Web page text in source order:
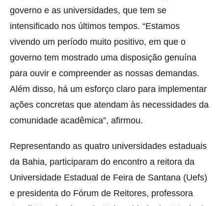
governo e as universidades, que tem se
intensificado nos últimos tempos. “Estamos
vivendo um período muito positivo, em que o
governo tem mostrado uma disposição genuína
para ouvir e compreender as nossas demandas.
Além disso, há um esforço claro para implementar
ações concretas que atendam às necessidades da
comunidade acadêmica”, afirmou.
Representando as quatro universidades estaduais
da Bahia, participaram do encontro a reitora da
Universidade Estadual de Feira de Santana (Uefs)
e presidenta do Fórum de Reitores, professora